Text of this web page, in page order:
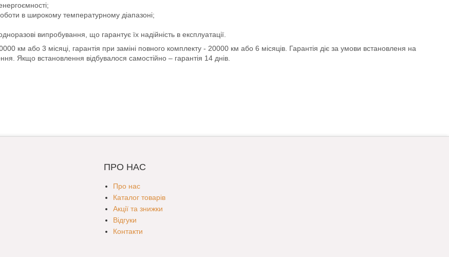
в широкому температурному діапазоні;
випробування, що гарантує їх надійність в експлуатації.
км або 3 місяці, гарантія при заміні повного комплекту - 20000 км або 6 місяців. Гарантія діє за умови встановленя на
Якщо встановлення відбувалося самостійно – гарантія 14 днів.
ПРО НАС
Про нас
Каталог товарів
Акції та знижки
Відгуки
Контакти